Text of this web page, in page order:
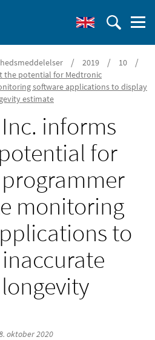
/ 2019 / 10 /
the potential for Medtronic
software applications to display
estimate
informs
for
monitoring
to
oktober 2020